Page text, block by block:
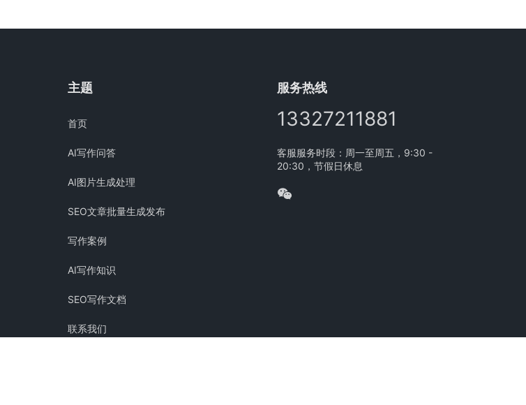
主题
首页
AI写作问答
AI图片生成处理
SEO文章批量生成发布
写作案例
AI写作知识
SEO写作文档
联系我们
服务热线
13327211881
客服服务时段：周一至周五，9:30 -
20:30，节假日休息